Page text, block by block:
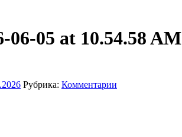
06-05 at 10.54.58 AM
Рубрика: Комментарии